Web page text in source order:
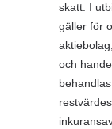
skatt. I
gäller för
och